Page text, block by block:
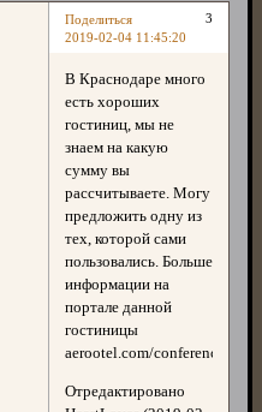
Поделиться
3
2019-02-04 11:45:20
В Краснодаре много
есть хороших
гостиниц, мы не
знаем на какую
сумму вы
рассчитываете. Могу
предложить одну из
тех, которой сами
пользовались. Больше
информации на
портале данной
гостиницы
aerootel.com/conference
Отредактировано